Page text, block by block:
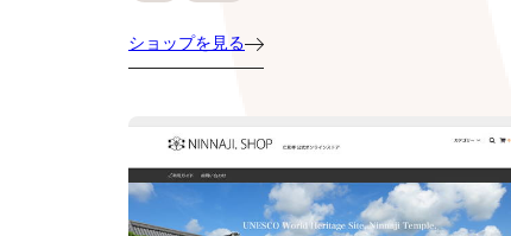
ショップを見る